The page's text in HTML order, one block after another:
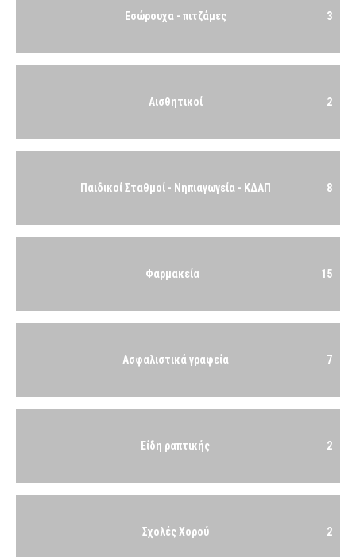
Εσώρουχα - πιτζάμες 3
Αισθητικοί 2
Παιδικοί Σταθμοί - Νηπιαγωγεία - ΚΔΑΠ 8
Φαρμακεία 15
Ασφαλιστικά γραφεία 7
Είδη ραπτικής 2
Σχολές Χορού 2